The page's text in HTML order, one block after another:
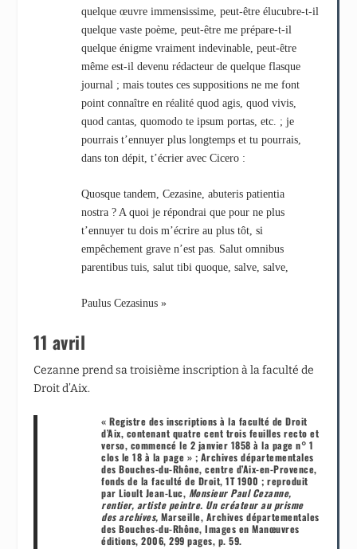
quelque œuvre immensissime, peut-être élucubre-t-il
quelque vaste poème, peut-être me prépare-t-il
quelque énigme vraiment indevinable, peut-être
même est-il devenu rédacteur de quelque flasque
journal ; mais toutes ces suppositions ne me font
point connaître en réalité quod agis, quod vivis,
quod cantas, quomodo te ipsum portas, etc. ; je
pourrais t’ennuyer plus longtemps et tu pourrais,
dans ton dépit, t’écrier avec Cicero :
Quosque tandem, Cezasine, abuteris patientia
nostra ? A quoi je répondrai que pour ne plus
t’ennuyer tu dois m’écrire au plus tôt, si
empêchement grave n’est pas. Salut omnibus
parentibus tuis, salut tibi quoque, salve, salve,
Paulus Cezasinus »
11 avril
Cezanne prend sa troisième inscription à la faculté de
Droit d’Aix.
« Registre des inscriptions à la faculté de Droit
d’Aix, contenant quatre cent trois feuilles recto et
verso, commencé le 2 janvier 1858 à la page n° 1
clos le 18 à la page » ; Archives départementales
des Bouches-du-Rhône, centre d’Aix-en-Provence,
fonds de la faculté de Droit, 1T 1900 ; reproduit
par Lioult Jean-Luc, Monsieur Paul Cezanne,
rentier, artiste peintre. Un créateur au prisme
des archives, Marseille, Archives départementales
des Bouches-du-Rhône, Images en Manœuvres
éditions, 2006, 299 pages, p. 59.